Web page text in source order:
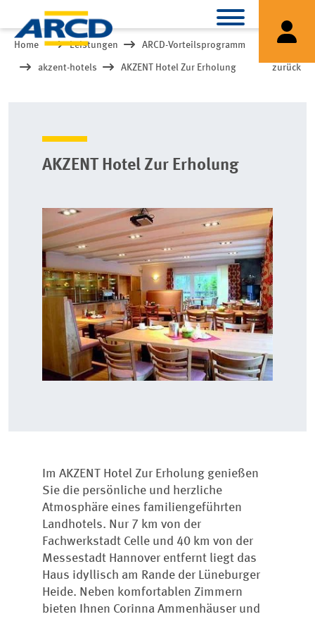
Home Leistungen ARCD-Vorteilsprogramm
akzent-hotels AKZENT Hotel Zur Erholung zurück
AKZENT Hotel Zur Erholung
Im AKZENT Hotel Zur Erholung genießen
Sie die persönliche und herzliche
Atmosphäre eines familiengeführten
Landhotels. Nur 7 km von der
Fachwerkstadt Celle und 40 km von der
Messestadt Hannover entfernt liegt das
Haus idyllisch am Rande der Lüneburger
Heide. Neben komfortablen Zimmern
bieten Ihnen Corinna Ammenhäuser und